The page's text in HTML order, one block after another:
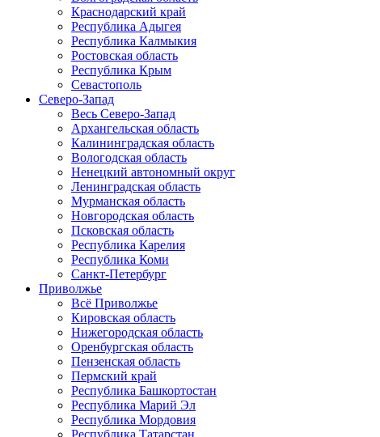
Краснодарский край
Республика Адыгея
Республика Калмыкия
Ростовская область
Республика Крым
Севастополь
Северо-Запад
Весь Северо-Запад
Архангельская область
Калининградская область
Вологодская область
Ненецкий автономный округ
Ленинградская область
Мурманская область
Новгородская область
Псковская область
Республика Карелия
Республика Коми
Санкт-Петербург
Приволжье
Всё Приволжье
Кировская область
Нижегородская область
Оренбургская область
Пензенская область
Пермский край
Республика Башкортостан
Республика Марий Эл
Республика Мордовия
Республика Татарстан